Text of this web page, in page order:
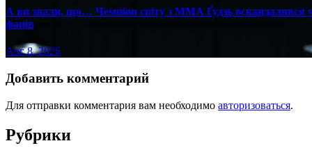
А ви знали, що… Чемпіон світу з ММА Ґудзь оскандалився
фанів
Авг 8, 2026
Добавить комментарий
Для отправки комментария вам необходимо авторизоваться.
Рубрики